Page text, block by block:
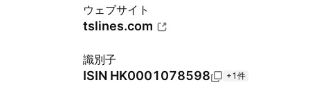
ウェブサイト
tslines.com
識別子
ISIN HK0001078598 +1件